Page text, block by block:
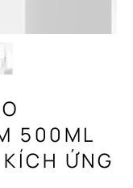
500ML
ỨNG